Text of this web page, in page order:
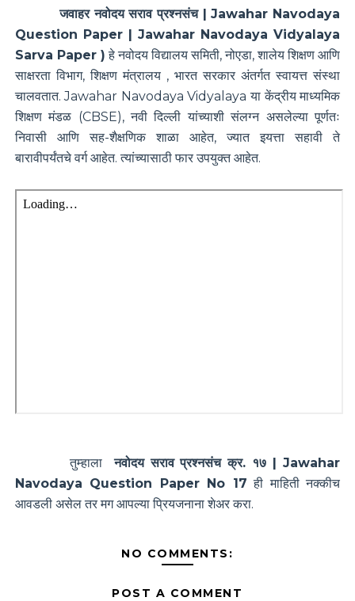
जवाहर नवोदय सराव प्रश्नसंच | Jawahar Navodaya
Question Paper | Jawahar Navodaya Vidyalaya
Sarva Paper ) हेनवोदय विद्यालय समिती, नोएडा, शालेय शिक्षण आणि
साक्षरता विभाग, शिक्षण मंत्रालय , भारत सरकार अंतर्गत स्वायत्त संस्था
चालवतात. Jawahar Navodaya Vidyalaya या केंद्रीय माध्यमिक
शिक्षण मंडळ (CBSE), नवी दिल्ली यांच्याशी संलग्न असलेल्या पूर्णतः
निवासी आणि सह-शैक्षणिक शाळा आहेत, ज्यात इयत्ता सहावी ते
बारावीपर्यंतचे वर्ग आहेत. त्यांच्यासाठी फार उपयुक्त आहेत.
तुम्हाला
नवोदय सराव प्रश्नसंच क्र. १७ | Jawahar
Navodaya Question Paper No 17 ही माहिती नक्कीच
आवडली असेल तर मग आपल्या प्रियजनाना शेअर करा.
NO COMMENTS:
POST A COMMENT